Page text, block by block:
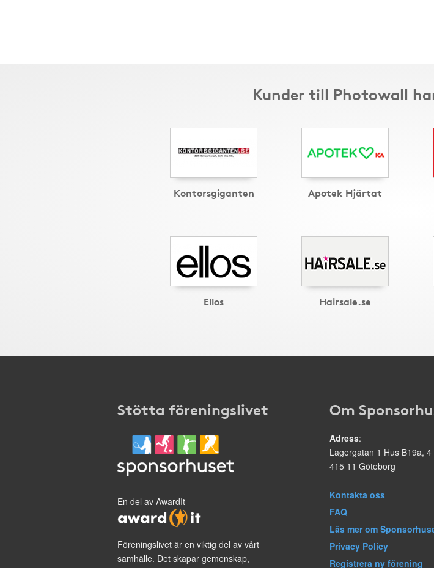
Kunder till Photowall
Kontorsgiganten Apotek Hjärtat
Ellos Hairsale.se
Stötta föreningslivet
En del av AwardIt
Föreningslivet är en viktig del av vårt
samhälle. Det skapar gemenskap,
Om
Adress:
Lagergatan 1 Hus B19a, 4
415 11 Göteborg
Kontakta oss
FAQ
Läs mer om
Privacy Policy
Registrera ny förening